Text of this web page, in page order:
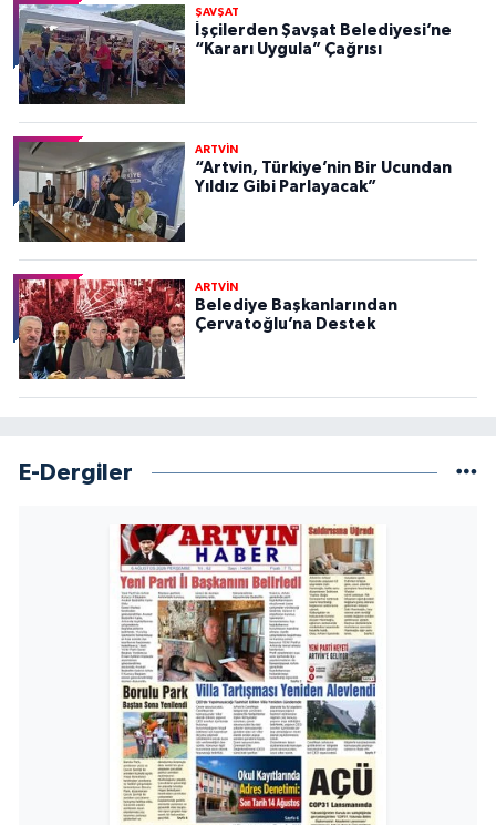
ŞAVŞAT
İşçilerden Şavşat Belediyesi’ne
“Kararı Uygula” Çağrısı
ARTVİN
“Artvin, Türkiye’nin Bir Ucundan
Yıldız Gibi Parlayacak”
ARTVİN
Belediye Başkanlarından
Çervatoğlu’na Destek
E-Dergiler